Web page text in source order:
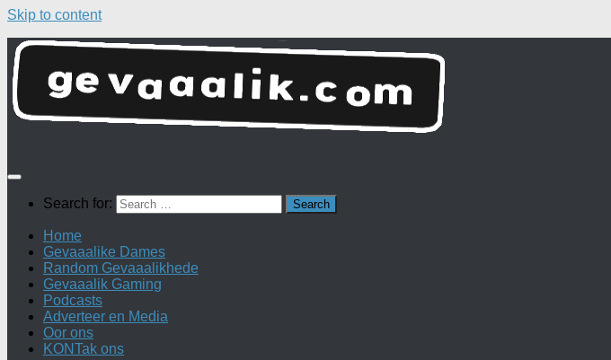
Skip to content
Search for:
Home
Gevaaalike Dames
Random Gevaaalikhede
Gevaaalik Gaming
Podcasts
Adverteer en Media
Oor ons
KONTak ons